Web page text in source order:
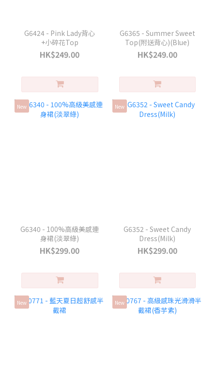
G6424 - Pink Lady背心
+小碎花Top
HK$249.00
G6365 - Summer Sweet
Top(附送背心)(Blue)
HK$249.00
New
G6340 - 100%高級美感連
身裙(淡翠綠)
HK$299.00
New
G6352 - Sweet Candy
Dress(Milk)
HK$299.00
New New